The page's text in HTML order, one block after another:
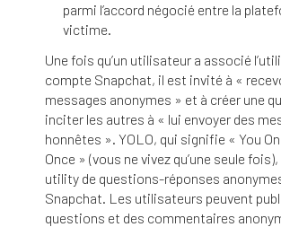
parmi l’accord négocié entre la
victime.
Une fois qu’un utilisateur a associé
compte Snapchat, il est invité à «
messages anonymes » et à créer une
inciter les autres à « lui envoyer des
honnêtes ». YOLO, qui signifie « You
Once » (vous ne vivez qu’une seule
utility de questions-réponses
Snapchat. Les utilisateurs peuvent
questions et des commentaires